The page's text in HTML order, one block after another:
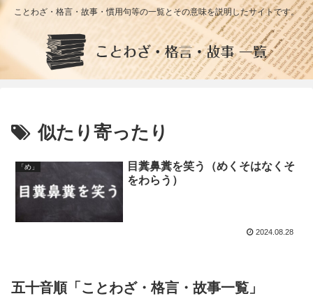
ことわざ・格言・故事・慣用句等の一覧とその意味を説明したサイトです。
似たり寄ったり
「め」
目糞鼻糞を笑う（めくそはなくそ
をわらう）
2024.08.28
五十音順「ことわざ・格言・故事一覧」